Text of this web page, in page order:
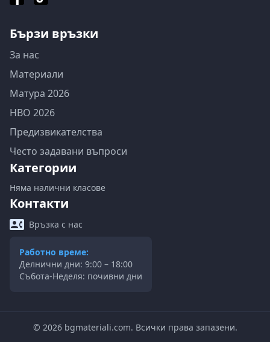
Бързи връзки
За нас
Материали
Матура 2026
НВО 2026
Предизвикателства
Често задавани въпроси
Категории
Няма налични класове
Контакти
Връзка с нас
Работно време:
Делнични дни: 9:00 – 18:00
Събота-Неделя: почивни дни
© 2026bgmateriali.com. Всички права запазени.